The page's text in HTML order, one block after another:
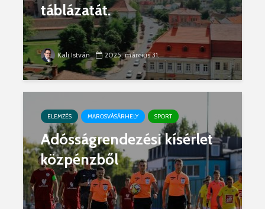
táblázatát.
Kali István 2025. március 31.
ELEMZÉS MAROSVÁSÁRHELY SPORT
Adósságrendezési kísérlet
közpénzből